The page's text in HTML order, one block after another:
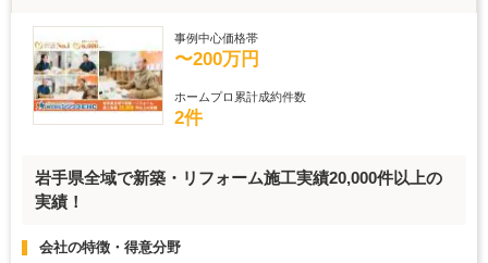
事例中心価格帯
〜200万円
ホームプロ累計成約件数
2件
岩手県全域で新築・リフォーム施工実績20,000件以上の
実績！
会社の特徴・得意分野